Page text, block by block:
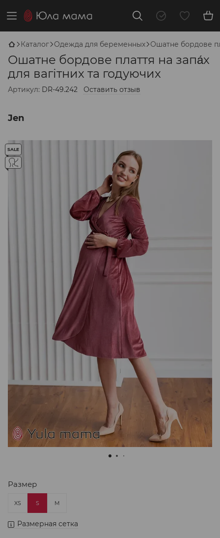
Каталог Одежда для беременных Ошатне бордове
Ошатне бордове плаття на запа́х
для вагітних та годуючих
Артикул: DR-49.242 Оставить отзыв
Jen
SALE
Размер
XS S M
Размерная сетка